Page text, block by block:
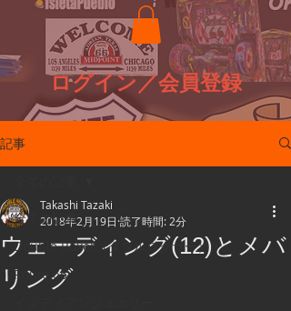
ログイン／会員登録
記事
全ての記事
Double Roxer（ダブルロクサー）
Route 66
ウェーディング(12)とメバ
リング
Takashi Tazaki
2018年2月19日 読了時間: 2分